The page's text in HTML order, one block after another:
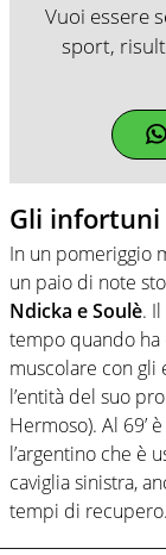
Vuoi essere
sport,
Gli infortuni
In un pomeriggio
un paio di note
Ndicka e Soulè.
tempo quando
muscolare con
l’entità del suo
Hermoso). Al 69’
l’argentino che è
caviglia sinistra,
tempi di recupero.